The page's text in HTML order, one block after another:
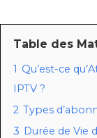
Table des
1 Qu’est-ce
IPTV ?
2 Types
3 Durée de Vie